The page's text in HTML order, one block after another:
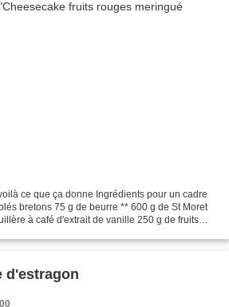
ce que ça donne Ingrédients pour un cadre
bretons 75 g de beurre ** 600 g de St Moret
à café d'extrait de vanille 250 g de fruits
d'estragon